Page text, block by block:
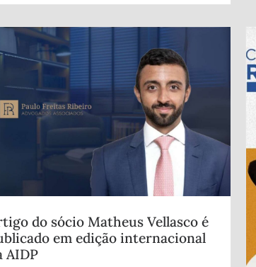
do sócio Matheus Vellasco é
em edição internacional
AIDP